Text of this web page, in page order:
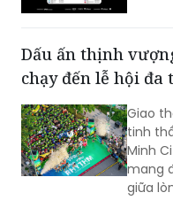
phối
vé nội
Dấu ấn thịnh
chạy đến lễ hội
Giao
tinh
Minh
mang
giữa